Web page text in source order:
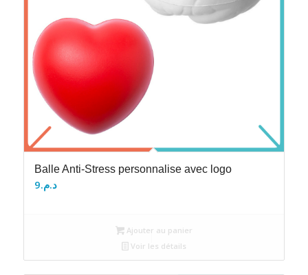
Balle Anti-Stress personnalise avec logo
د.م.9
Ajouter au panier
Voir les détails